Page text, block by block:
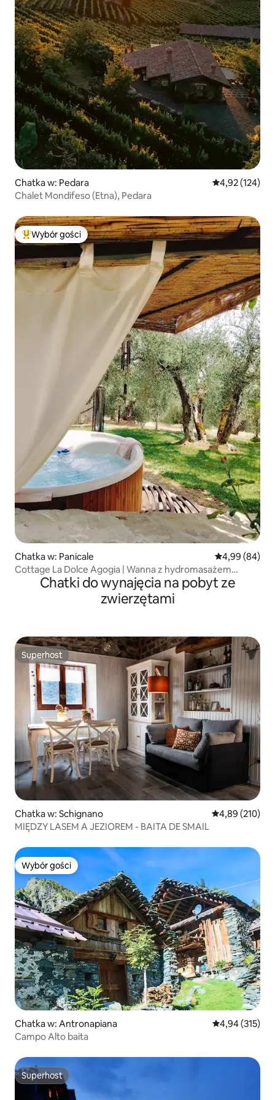
Chatka w: Pedara Średnia
4,92 (124)
Chalet Mondifeso (Etna), Pedara
Najpopularniejsze z kategorii Wybór gości
Wybór gości
Chatka w: Panicale Średnia
4,99 (84)
Cottage La Dolce Agogia | Wanna z hydromasażem
opalana drewnem
Chatki do wynajęcia na pobyt ze
zwierzętami
Superhost
Superhost
Chatka w: Schignano Średnia
4,89 (210)
MIĘDZY LASEM A JEZIOREM - BAITA DE SMAIL
Wybór gości
Wybór gości
Chatka w: Antronapiana Średnia
4,94 (315)
Campo Alto baita
Superhost
Superhost